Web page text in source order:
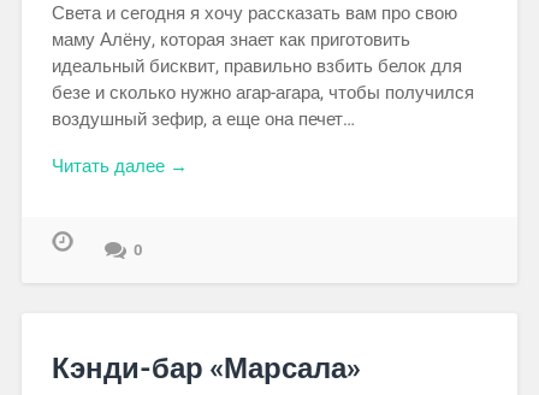
Света и сегодня я хочу рассказать вам про свою
маму Алёну, которая знает как приготовить
идеальный бисквит, правильно взбить белок для
безе и сколько нужно агар-агара, чтобы получился
воздушный зефир, а еще она печет…
Читать далее →
0
Кэнди-бар «Марсала»